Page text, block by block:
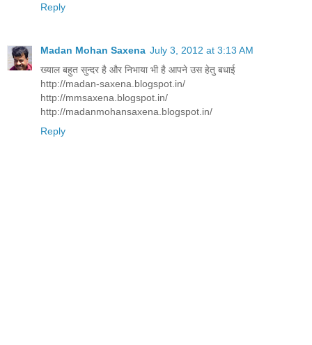
Reply
Madan Mohan Saxena July 3, 2012 at 3:13 AM
ख्याल बहुत सुन्दर है और निभाया भी है आपने उस हेतु बधाई
http://madan-saxena.blogspot.in/
http://mmsaxena.blogspot.in/
http://madanmohansaxena.blogspot.in/
Reply